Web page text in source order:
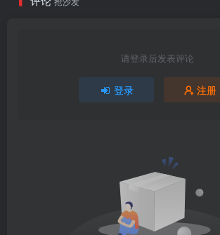
请登录后发表评论
登录 注册